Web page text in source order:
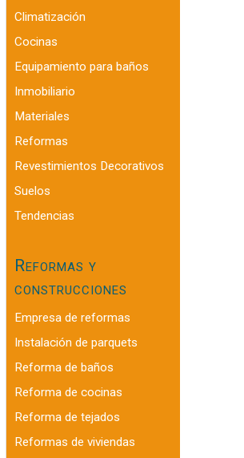
Climatización
Cocinas
Equipamiento para baños
Inmobiliario
Materiales
Reformas
Revestimientos Decorativos
Suelos
Tendencias
Reformas y
construcciones
Empresa de reformas
Instalación de parquets
Reforma de baños
Reforma de cocinas
Reforma de tejados
Reformas de viviendas